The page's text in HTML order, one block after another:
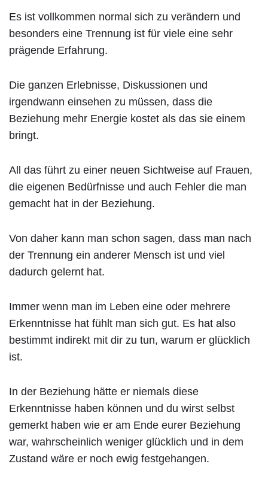
Es ist vollkommen normal sich zu verändern und
besonders eine Trennung ist für viele eine sehr
prägende Erfahrung.
Die ganzen Erlebnisse, Diskussionen und
irgendwann einsehen zu müssen, dass die
Beziehung mehr Energie kostet als das sie einem
bringt.
All das führt zu einer neuen Sichtweise auf Frauen,
die eigenen Bedürfnisse und auch Fehler die man
gemacht hat in der Beziehung.
Von daher kann man schon sagen, dass man nach
der Trennung ein anderer Mensch ist und viel
dadurch gelernt hat.
Immer wenn man im Leben eine oder mehrere
Erkenntnisse hat fühlt man sich gut. Es hat also
bestimmt indirekt mit dir zu tun, warum er glücklich
ist.
In der Beziehung hätte er niemals diese
Erkenntnisse haben können und du wirst selbst
gemerkt haben wie er am Ende eurer Beziehung
war, wahrscheinlich weniger glücklich und in dem
Zustand wäre er noch ewig festgehangen.